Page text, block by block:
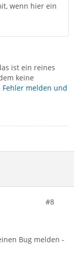
wenn hier ein
ist ein reines
keine
melden und
#8
Bug melden -